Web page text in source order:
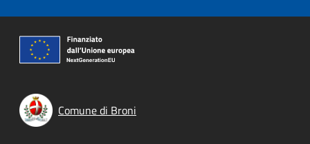
Comune di Broni